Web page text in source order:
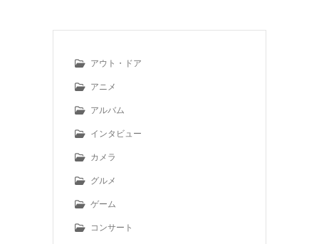
アウト・ドア
アニメ
アルバム
インタビュー
カメラ
グルメ
ゲーム
コンサート